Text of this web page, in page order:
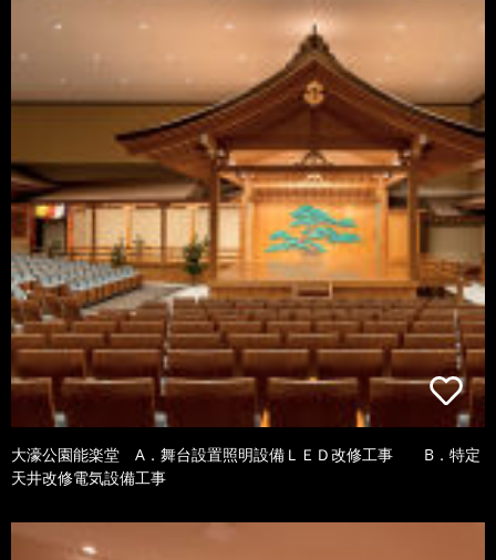
大濠公園能楽堂 A．舞台設置照明設備ＬＥＤ改修工事 B．特定
天井改修電気設備工事